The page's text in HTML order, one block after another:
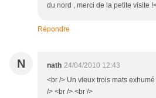
du nord , merci de la petite visite
Répondre
N nath 24/04/2010 12:43
<br /> Un vieux trois mats
/> <br /> <br />